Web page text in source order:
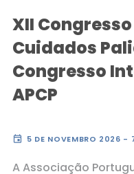
XII
Cuidados
Congresso
APCP
event 5 DE NOVEMBRO 2026 -
A Associação